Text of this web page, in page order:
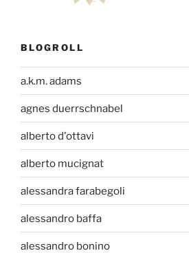
BLOGROLL
a.k.m. adams
agnes duerrschnabel
alberto d'ottavi
alberto mucignat
alessandra farabegoli
alessandro baffa
alessandro bonino